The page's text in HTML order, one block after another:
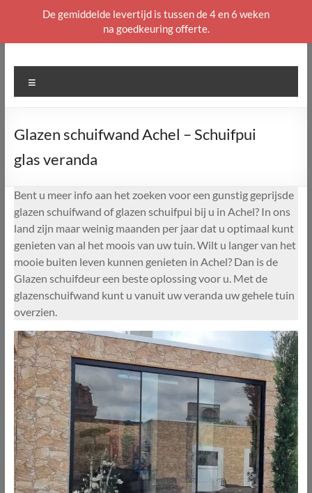
naar
Glazen schuifwand Achel – Schuifpui
glas veranda
Bent u meer info aan het zoeken voor een gunstig geprijsde
glazen schuifwand of glazen schuifpui bij u in Achel? In ons
land zijn maar weinig maanden per jaar dat u optimaal kunt
genieten van al het moois van uw tuin. Wilt u langer van het
mooie buiten leven kunnen genieten in Achel? Dan is de
Glazen schuifdeur een beste oplossing voor u. Met de
glazenschuifwand kunt u vanuit uw veranda uw gehele tuin
overzien.
De gemiddelde levertijd is tussen de 4 en 6 weken
na goedkeuring offerte.